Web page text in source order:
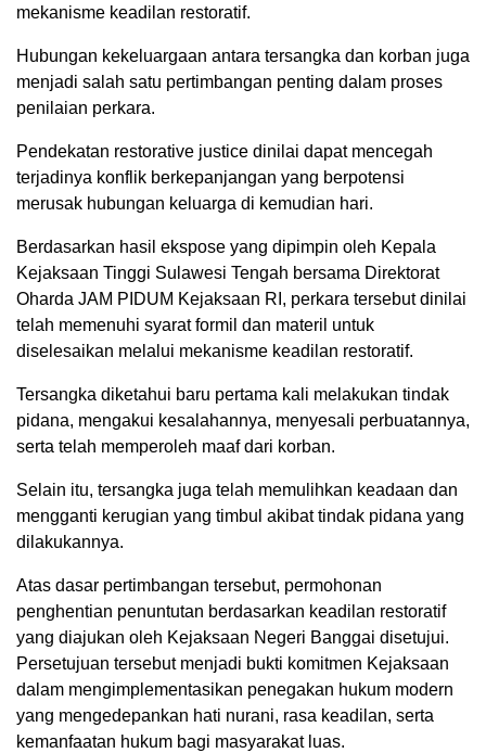
mekanisme keadilan restoratif.
Hubungan kekeluargaan antara tersangka dan korban juga
menjadi salah satu pertimbangan penting dalam proses
penilaian perkara.
Pendekatan restorative justice dinilai dapat mencegah
terjadinya konflik berkepanjangan yang berpotensi
merusak hubungan keluarga di kemudian hari.
Berdasarkan hasil ekspose yang dipimpin oleh Kepala
Kejaksaan Tinggi Sulawesi Tengah bersama Direktorat
Oharda JAM PIDUM Kejaksaan RI, perkara tersebut dinilai
telah memenuhi syarat formil dan materil untuk
diselesaikan melalui mekanisme keadilan restoratif.
Tersangka diketahui baru pertama kali melakukan tindak
pidana, mengakui kesalahannya, menyesali perbuatannya,
serta telah memperoleh maaf dari korban.
Selain itu, tersangka juga telah memulihkan keadaan dan
mengganti kerugian yang timbul akibat tindak pidana yang
dilakukannya.
Atas dasar pertimbangan tersebut, permohonan
penghentian penuntutan berdasarkan keadilan restoratif
yang diajukan oleh Kejaksaan Negeri Banggai disetujui.
Persetujuan tersebut menjadi bukti komitmen Kejaksaan
dalam mengimplementasikan penegakan hukum modern
yang mengedepankan hati nurani, rasa keadilan, serta
kemanfaatan hukum bagi masyarakat luas.